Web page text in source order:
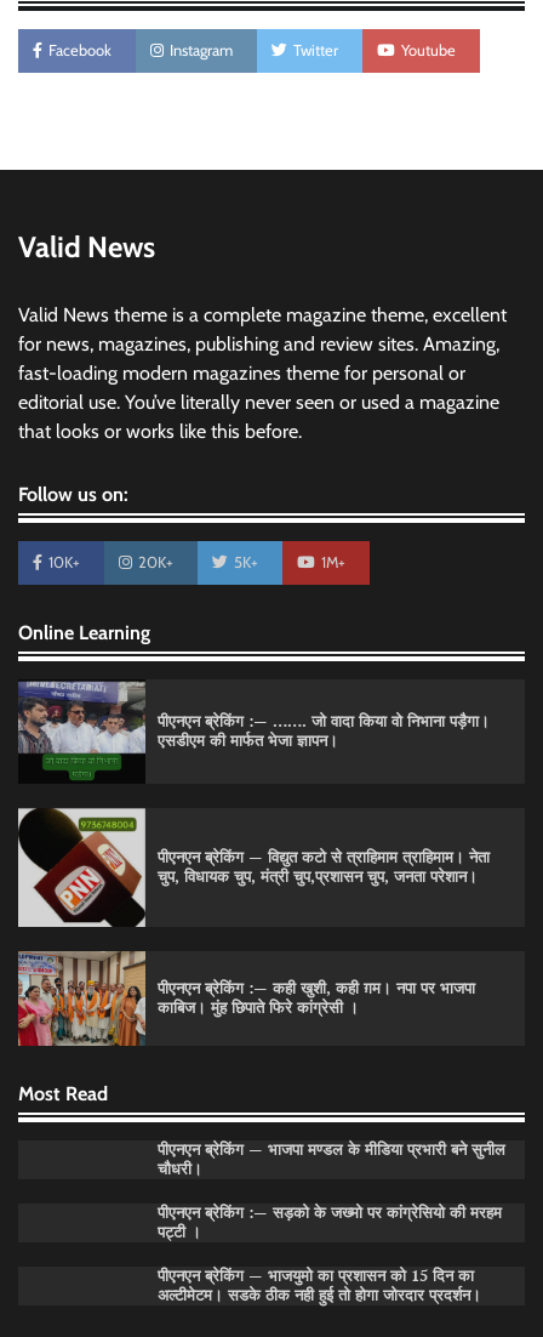
Facebook Instagram Twitter Youtube
Valid News
Valid News theme is a complete magazine theme, excellent
for news, magazines, publishing and review sites. Amazing,
fast-loading modern magazines theme for personal or
editorial use. You’ve literally never seen or used a magazine
that looks or works like this before.
Follow us on:
10K+ 20K+ 5K+ 1M+
Online Learning
पीएनएन ब्रेकिंग :— ……. जो वादा किया वो निभाना पड़ैगा।
एसडीएम की मार्फत भेजा ज्ञापन।
पीएनएन ब्रेकिंग — विद्युत कटो से त्राहिमाम त्राहिमाम। नेता
चुप, विधायक चुप, मंत्री चुप,प्रशासन चुप, जनता परेशान।
पीएनएन ब्रेकिंग :— कही खुशी, कही ग़म। नपा पर भाजपा
काबिज। मुंह छिपाते फिरे कांग्रेसी ।
Most Read
पीएनएन ब्रेकिंग — भाजपा मण्डल के मीडिया प्रभारी बने सुनील
चौधरी।
पीएनएन ब्रेकिंग :— सड़को के जख्मो पर कांग्रेसियो की मरहम
पट्टी ।
पीएनएन ब्रेकिंग — भाजयुमो का प्रशासन को 15 दिन का
अल्टीमेटम। सडके ठीक नही हुई तो होगा जोरदार प्रदर्शन।
Pitamahnews May 15, 2026 0
पीएनएन ब्रेकिंग :— वार्ड नम्बर 11 —— थोथे वादे, झूठी
घोषणाऐ, बाते हवा हवाई। कांग्रेसियो की।